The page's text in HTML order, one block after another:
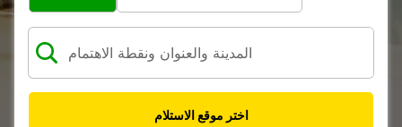
اختر موقع الاستلام